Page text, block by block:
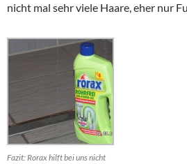
nicht mal sehr viele Haare, eher nur
Fazit: Rorax hilft bei uns nicht